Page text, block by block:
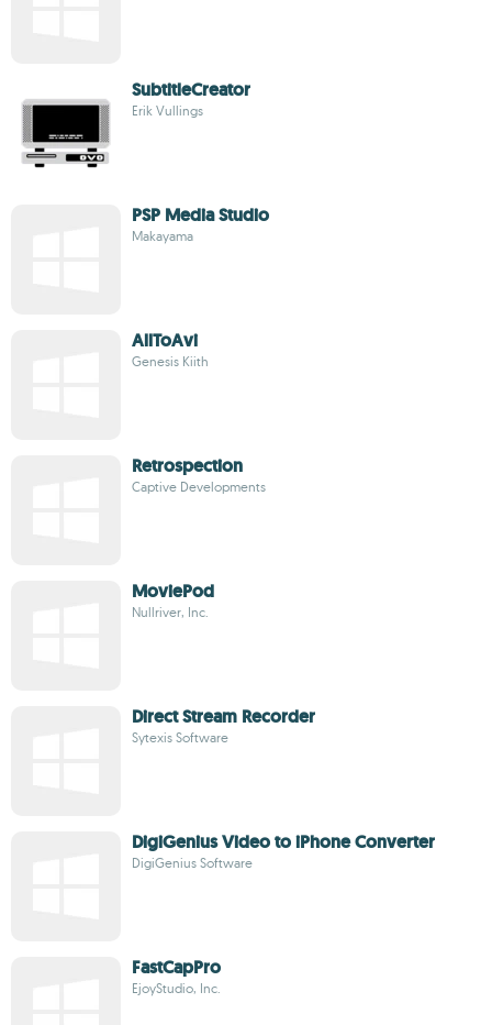
SubtitleCreator
Erik Vullings
PSP Media Studio
Makayama
AllToAvi
Genesis Kiith
Retrospection
Captive Developments
MoviePod
Nullriver, Inc.
Direct Stream Recorder
Sytexis Software
DigiGenius Video to iPhone Converter
DigiGenius Software
FastCapPro
EjoyStudio, Inc.